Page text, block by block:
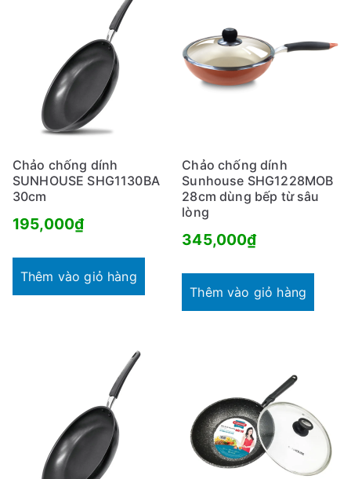
Chảo chống dính
SUNHOUSE SHG1130BA
30cm
195,000₫
Thêm vào giỏ hàng
Chảo chống dính
Sunhouse SHG1228MOB
28cm dùng bếp từ sâu
lòng
345,000₫
Thêm vào giỏ hàng